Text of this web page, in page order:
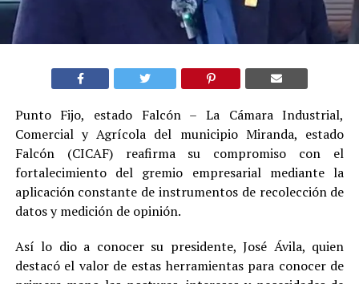
Punto Fijo, estado Falcón – La Cámara Industrial,
Comercial y Agrícola del municipio Miranda, estado
Falcón (CICAF) reafirma su compromiso con el
fortalecimiento del gremio empresarial mediante la
aplicación constante de instrumentos de recolección de
datos y medición de opinión.
Así lo dio a conocer su presidente, José Ávila, quien
destacó el valor de estas herramientas para conocer de